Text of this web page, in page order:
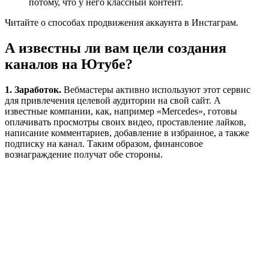
потому, что у него классный контент.
Читайте о способах продвижения аккаунта в Инстаграм.
А известны ли вам цели создания
каналов на Ютубе?
1. Заработок. Вебмастеры активно используют этот сервис
для привлечения целевой аудитории на свой сайт. А
известные компании, как, например «Mercedes», готовы
оплачивать просмотры своих видео, проставление лайков,
написание комментариев, добавление в избранное, а также
подписку на канал. Таким образом, финансовое
вознаграждение получат обе стороны.